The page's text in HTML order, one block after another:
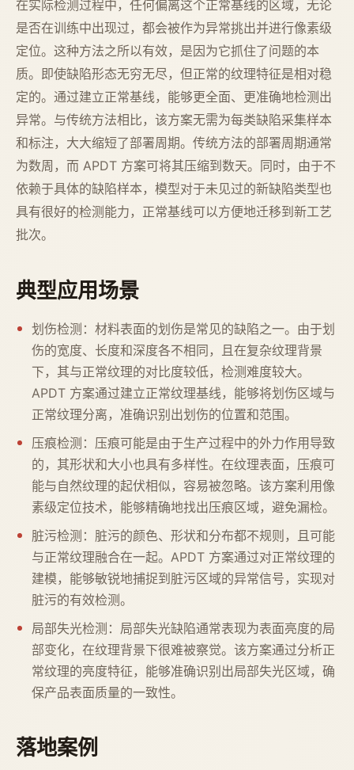
在实际检测过程中，任何偏离这个正常基线的区域，无论
是否在训练中出现过，都会被作为异常挑出并进行像素级
定位。这种方法之所以有效，是因为它抓住了问题的本
质。即使缺陷形态无穷无尽，但正常的纹理特征是相对稳
定的。通过建立正常基线，能够更全面、更准确地检测出
异常。与传统方法相比，该方案无需为每类缺陷采集样本
和标注，大大缩短了部署周期。传统方法的部署周期通常
为数周，而 APDT 方案可将其压缩到数天。同时，由于不
依赖于具体的缺陷样本，模型对于未见过的新缺陷类型也
具有很好的检测能力，正常基线可以方便地迁移到新工艺
批次。
典型应用场景
划伤检测：材料表面的划伤是常见的缺陷之一。由于划
伤的宽度、长度和深度各不相同，且在复杂纹理背景
下，其与正常纹理的对比度较低，检测难度较大。
APDT 方案通过建立正常纹理基线，能够将划伤区域与
正常纹理分离，准确识别出划伤的位置和范围。
压痕检测：压痕可能是由于生产过程中的外力作用导致
的，其形状和大小也具有多样性。在纹理表面，压痕可
能与自然纹理的起伏相似，容易被忽略。该方案利用像
素级定位技术，能够精确地找出压痕区域，避免漏检。
脏污检测：脏污的颜色、形状和分布都不规则，且可能
与正常纹理融合在一起。APDT 方案通过对正常纹理的
建模，能够敏锐地捕捉到脏污区域的异常信号，实现对
脏污的有效检测。
局部失光检测：局部失光缺陷通常表现为表面亮度的局
部变化，在纹理背景下很难被察觉。该方案通过分析正
常纹理的亮度特征，能够准确识别出局部失光区域，确
保产品表面质量的一致性。
落地案例